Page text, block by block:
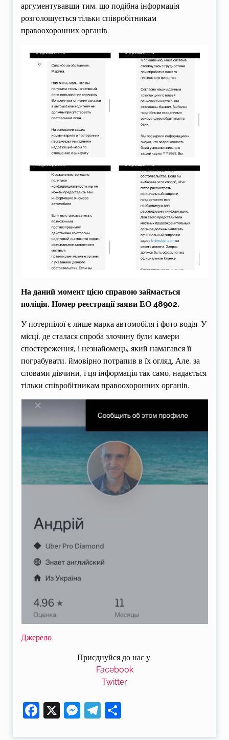
аргументувавши тим, що подібна інформація
розголошується тільки співробітникам
правоохоронних органів.
На даний момент цією справою займається
поліція. Номер реєстрації заяви ЕО 48902.
У потерпілої є лише марка автомобіля і фото водія. У
місці, де сталася спроба злочину були камери
спостереження, і незнайомець, який намагався її
пограбувати, ймовірно потрапив в їх огляд. Але, за
словами дівчини, і ця інформація так само, надається
тільки співробітникам правоохоронних органів.
Джерело
Facebook
X Messenger
Telegram
Приєднуйся до нас у:
Facebook
Twitter